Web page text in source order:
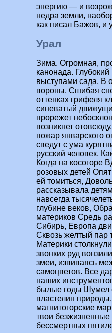
энергию — и
недра земли,
как писал Бажов, и
Урал
Зима. Огромная,
канонада.
выступами сада. В
вороны, Сшибая
оттенках грифеля
синеватый
прорежет
возникнет
пожар январского
сведут с ума
русский человек,
Когда на косогоре
розовых детей
ей томиться,
рассказывала
навсегда
глубине веков,
материков Средь
Сибирь, Европа
Сквозь желтый пар
Материки
звонких руд
змеи, извиваясь
самоцветов. Все
наших
былые годы Шумел
властелин
магнитогорские
твои
бессмертных